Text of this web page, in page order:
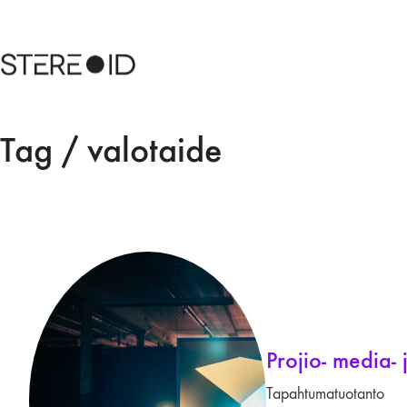
Tag / valotaide
Projio-
Tapahtumatuotanto